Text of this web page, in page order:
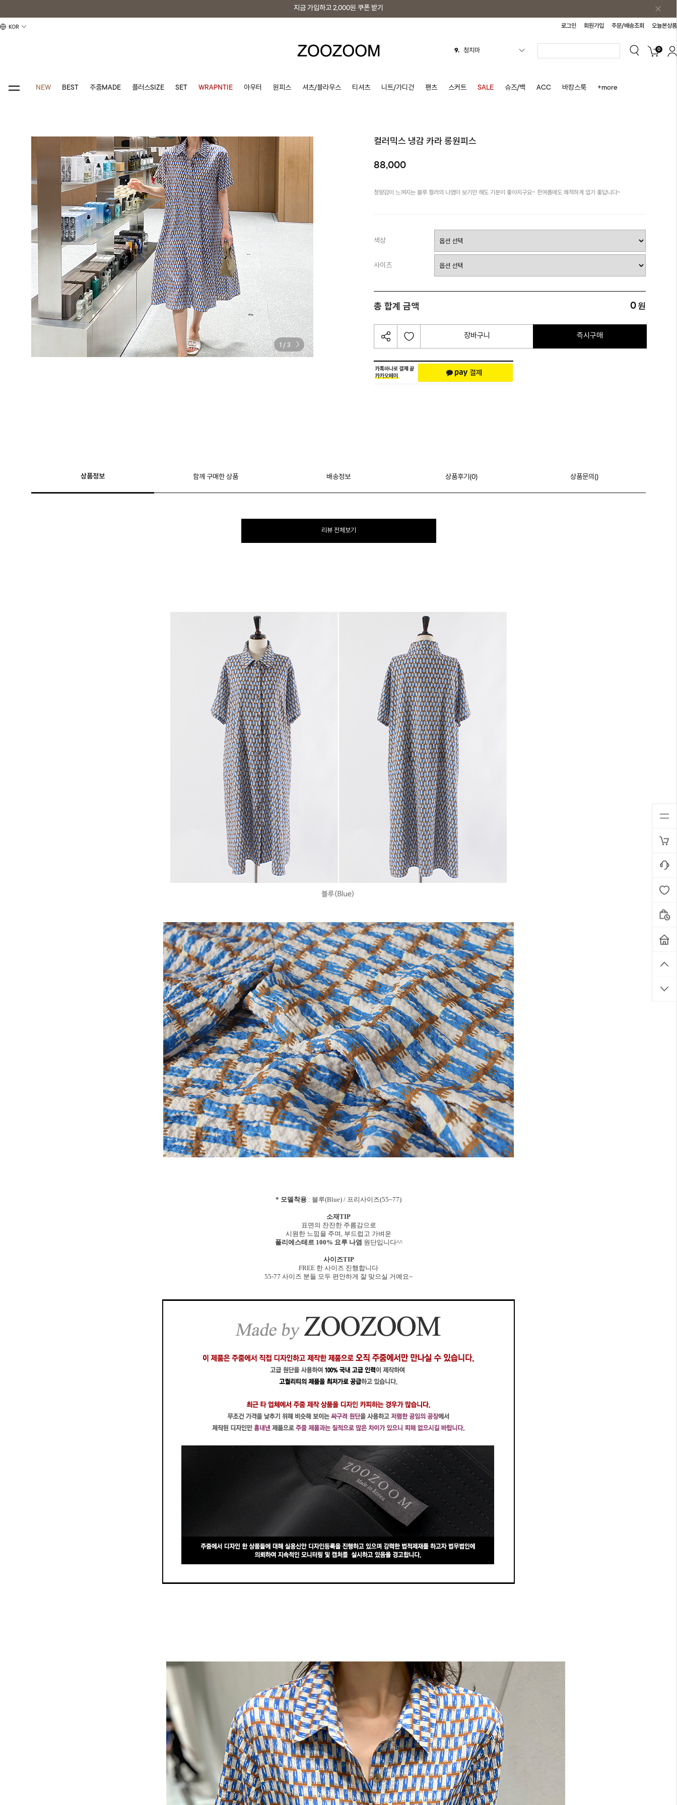
지금 가입하고 2,000원 쿠폰 받기
KOR 로그인 회원가입 주문/배송조회 오늘본상품
10. 바스락원피스
2.
6. 여름티
9. 청치마
0
NEW BEST 주줌MADE 플러스SIZE SET WRAPNTIE 아우터 원피스 셔츠/블라우스 티셔츠 니트/가디건 팬츠 스커트 SALE 슈즈/백 ACC 바캉스룩 +more
1 /3
컬러믹스 냉감 카라 롱원피스
88,000
청량감이 느껴지는 블루 컬러의 나염이 보기만 해도 기분이 좋아지구요~ 한여름에도 쾌적하게 입기 좋답니다~
색상
사이즈
총 합계 금액 0원
장바구니 즉시구매
상품정보 함께 구매한 상품 배송정보 상품후기(0) 상품문의()
리뷰 전체보기
* 모델착용 : 블루(Blue) / 프리사이즈(55~77)
소재TIP
표면의 잔잔한 주름감으로
시원한 느낌을 주며, 부드럽고 가벼운
폴리에스테르 100% 요루 나염 원단입니다^^
사이즈TIP
FREE 한 사이즈 진행합니다
55-77 사이즈 분들 모두 편안하게 잘 맞으실 거예요~